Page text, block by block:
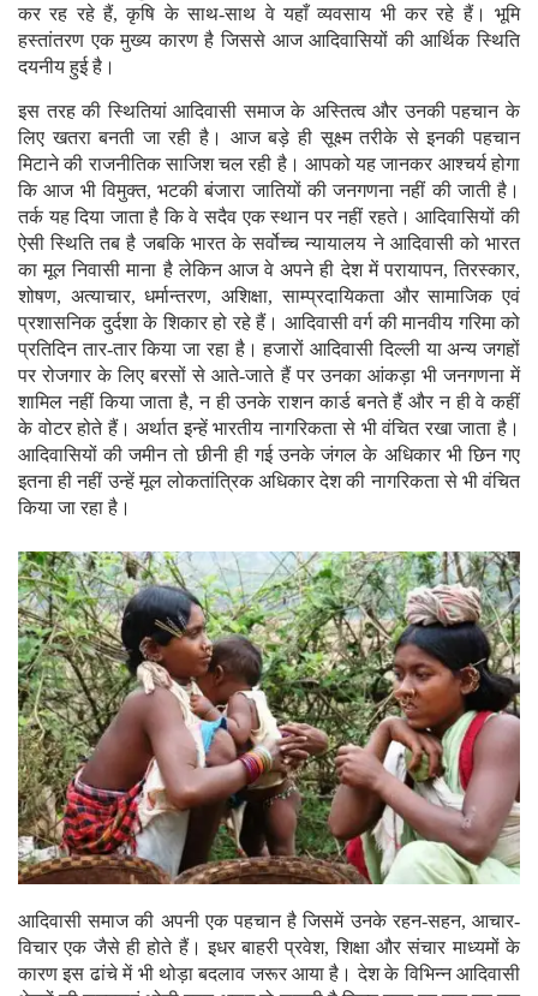
कर रह रहे हैं, कृषि के साथ-साथ वे यहाँ व्यवसाय भी कर रहे हैं। भूमि
हस्तांतरण एक मुख्य कारण है जिससे आज आदिवासियों की आर्थिक स्थिति
दयनीय हुई है।
इस तरह की स्थितियां आदिवासी समाज के अस्तित्व और उनकी पहचान के
लिए खतरा बनती जा रही है। आज बड़े ही सूक्ष्म तरीके से इनकी पहचान
मिटाने की राजनीतिक साजिश चल रही है। आपको यह जानकर आश्चर्य होगा
कि आज भी विमुक्त, भटकी बंजारा जातियों की जनगणना नहीं की जाती है।
तर्क यह दिया जाता है कि वे सदैव एक स्थान पर नहीं रहते। आदिवासियों की
ऐसी स्थिति तब है जबकि भारत के सर्वोच्च न्यायालय ने आदिवासी को भारत
का मूल निवासी माना है लेकिन आज वे अपने ही देश में परायापन, तिरस्कार,
शोषण, अत्याचार, धर्मान्तरण, अशिक्षा, साम्प्रदायिकता और सामाजिक एवं
प्रशासनिक दुर्दशा के शिकार हो रहे हैं। आदिवासी वर्ग की मानवीय गरिमा को
प्रतिदिन तार-तार किया जा रहा है। हजारों आदिवासी दिल्ली या अन्य जगहों
पर रोजगार के लिए बरसों से आते-जाते हैं पर उनका आंकड़ा भी जनगणना में
शामिल नहीं किया जाता है, न ही उनके राशन कार्ड बनते हैं और न ही वे कहीं
के वोटर होते हैं। अर्थात इन्हें भारतीय नागरिकता से भी वंचित रखा जाता है।
आदिवासियों की जमीन तो छीनी ही गई उनके जंगल के अधिकार भी छिन गए
इतना ही नहीं उन्हें मूल लोकतांत्रिक अधिकार देश की नागरिकता से भी वंचित
किया जा रहा है।
आदिवासी समाज की अपनी एक पहचान है जिसमें उनके रहन-सहन, आचार-
विचार एक जैसे ही होते हैं। इधर बाहरी प्रवेश, शिक्षा और संचार माध्यमों के
कारण इस ढांचे में भी थोड़ा बदलाव जरूर आया है। देश के विभिन्न आदिवासी